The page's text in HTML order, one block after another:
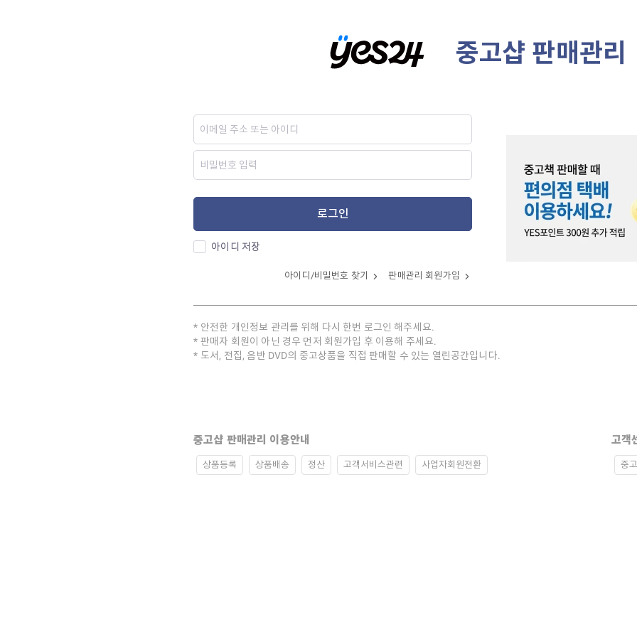
중고샵 판매관리
로그인
아이디 저장
아이디/비밀번호 찾기 판매관리 회원가입
안전한 개인정보 관리를 위해 다시 한번 로그인 해주세요.
판매자 회원이 아닌 경우 먼저 회원가입 후 이용해 주세요.
도서, 전집, 음반 DVD의 중고상품을 직접 판매할 수 있는 열린공간입니다.
중고샵 판매관리 이용안내
상품등록 상품배송 정산 고객서비스관련 사업자회원전환
고객
중